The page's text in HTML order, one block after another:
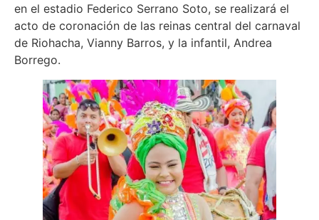
en el estadio Federico Serrano Soto, se realizará el
acto de coronación de las reinas central del carnaval
de Riohacha, Vianny Barros, y la infantil, Andrea
Borrego.